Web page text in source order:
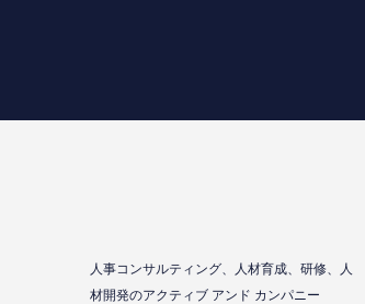
⼈事コンサルティング、⼈材育成、研修、⼈
材開発のアクティブ アンド カンパニー